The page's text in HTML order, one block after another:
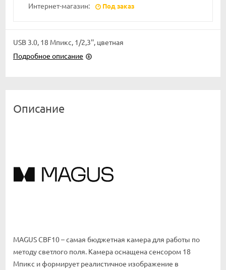
Интернет-магазин: Под заказ
USB 3.0, 18 Мпикс, 1/2,3'', цветная
Подробное описание
Описание
MAGUS CBF10 – самая бюджетная камера для работы по
методу светлого поля. Камера оснащена сенсором 18
Мпикс и формирует реалистичное изображение в